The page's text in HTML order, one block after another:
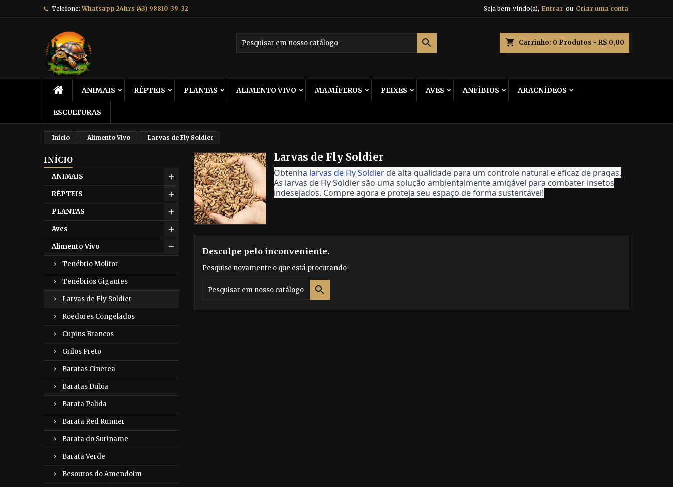
Telefone: Whatsapp 24hrs (43) 98810-39-32 Seja bem-vindo(a), Entrar ou Criar uma conta
shopping_cart Carrinho: 0 Produtos - R$ 0,00

ANIMAIS RÉPTEIS PLANTAS ALIMENTO VIVO MAMÍFEROS PEIXES AVES ANFÍBIOS ARACNÍDEOS
ESCULTURAS
Início Alimento Vivo Larvas de Fly Soldier
INÍCIO
ANIMAIS
RÉPTEIS
PLANTAS
Aves
Alimento Vivo
Tenébrio Molitor
Tenébrios Gigantes
Larvas de Fly Soldier
Roedores Congelados
Cupins Brancos
Grilos Preto
Baratas Cinerea
Baratas Dubia
Barata Palida
Barata Red Runner
Barata do Suriname
Barata Verde
Besouros do Amendoim
Larvas de Fly Soldier
Obtenha larvas de Fly Soldier de alta qualidade para um controle natural e eficaz de pragas.
As larvas de Fly Soldier são uma solução ambientalmente amigável para combater insetos
indesejados. Compre agora e proteja seu espaço de forma sustentável!
Desculpe pelo inconveniente.
Pesquise novamente o que está procurando
